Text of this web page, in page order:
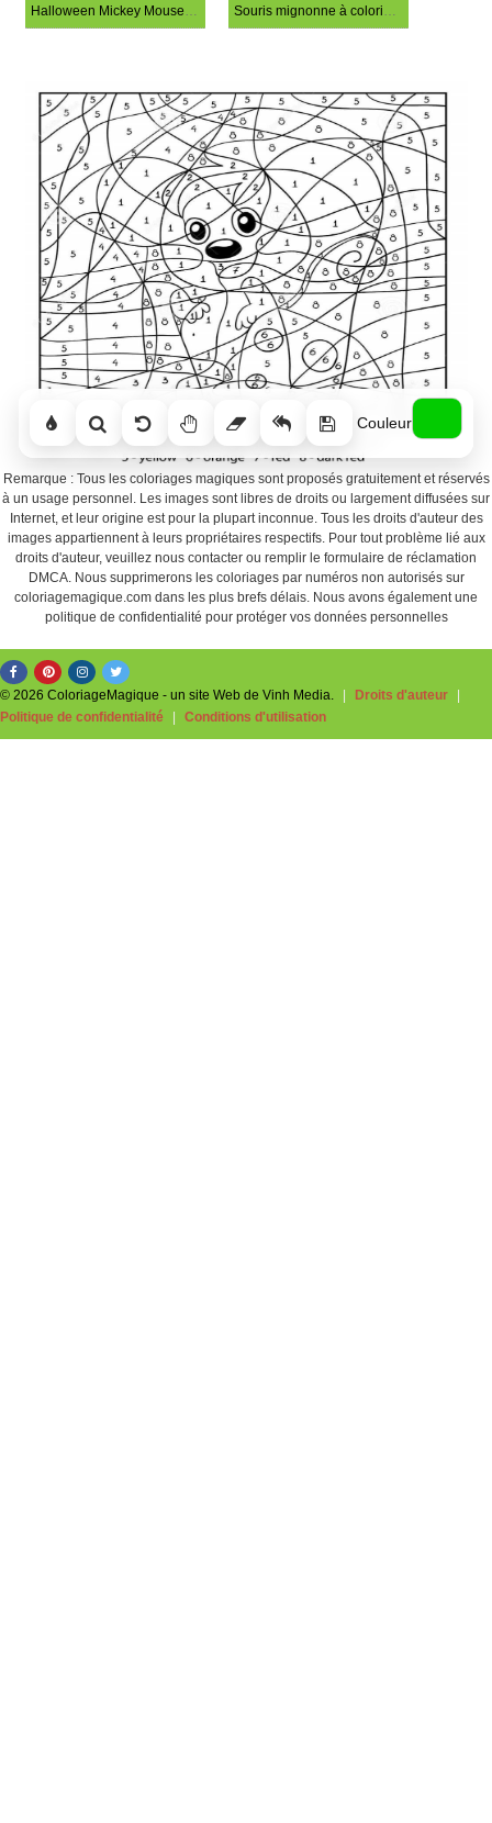
Couleur
Remarque : Tous les coloriages magiques sont proposés gratuitement et réservés
à un usage personnel. Les images sont libres de droits ou largement diffusées sur
Internet, et leur origine est pour la plupart inconnue. Tous les droits d'auteur des
images appartiennent à leurs propriétaires respectifs. Pour tout problème lié aux
droits d'auteur, veuillez nous contacter ou remplir le formulaire de réclamation
DMCA. Nous supprimerons les coloriages par numéros non autorisés sur
coloriagemagique.com dans les plus brefs délais. Nous avons également une
politique de confidentialité pour protéger vos données personnelles
© 2026 ColoriageMagique - un site Web de Vinh Media. | Droits d'auteur
|
Politique de confidentialité
| Conditions d'utilisation